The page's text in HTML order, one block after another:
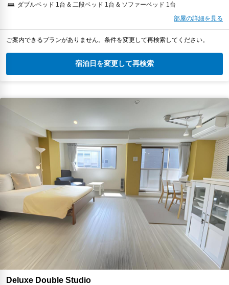
ダブルベッド 1台 & 二段ベッド 1台 & ソファーベッド 1台
部屋の詳細を見る
ご案内できるプランがありません。条件を変更して再検索してください。
宿泊日を変更して再検索
Deluxe Double Studio